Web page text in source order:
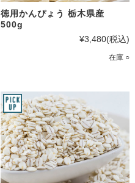
徳用かんぴょう 栃木県産
500g
¥3,480(税込)
在庫 ○